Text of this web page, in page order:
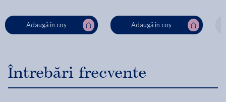
Adaugă în coș Adaugă în coș
Întrebări frecvente